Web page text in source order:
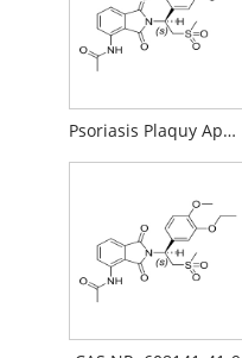
Psoriasis Plaquy Apmilast